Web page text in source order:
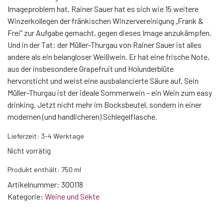
Imageproblem hat. Rainer Sauer hat es sich wie 15 weitere
Winzerkollegen der fränkischen Winzervereinigung „Frank &
Frei“ zur Aufgabe gemacht, gegen dieses Image anzukämpfen.
Und in der Tat: der Müller-Thurgau von Rainer Sauer ist alles
andere als ein belangloser Weißwein. Er hat eine frische Note,
aus der insbesondere Grapefruit und Holunderblüte
hervorsticht und weist eine ausbalancierte Säure auf. Sein
Müller-Thurgau ist der ideale Sommerwein – ein Wein zum easy
drinking. Jetzt nicht mehr im Bocksbeutel, sondern in einer
modernen (und handlicheren) Schlegelflasche.
Lieferzeit: 3-4 Werktage
Nicht vorrätig
Produkt enthält: 750 ml
Artikelnummer: 300118
Kategorie: Weine und Sekte